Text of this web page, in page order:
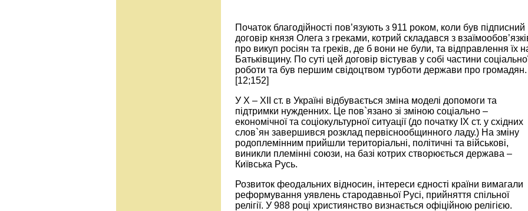
Початок благодійності пов’язують з 911 роком, коли був підписний
договір князя Олега з греками, котрий складався з
про викуп росіян та греків, де б вони не були, та відправлення їх
Батьківщину. По суті цей договір вістував у собі частини
роботи та був першим свідоцтвом турботи держави про громадян.
[12;152]
У X – XII ст. в Україні відбувається зміна моделі допомоги та
підтримки нужденних. Це пов`язано зі зміною соціально –
економічної та соціокультурної ситуації (до початку IX ст. у східних
слов`ян завершився розклад первіснообщинного ладу.) На зміну
родоплемінним прийшли територіальні, політичні та військові,
виникли племінні союзи, на базі котрих створюється держава –
Київська Русь.
Розвиток феодальних відносин, інтереси єдності країни вимагали
реформування уявлень стародавньої Русі, прийняття спільної
релігії. У 988 році християнство визнається офіційною релігією.